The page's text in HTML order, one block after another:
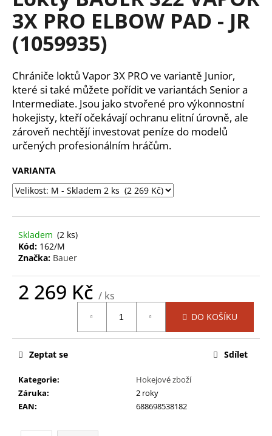
0,0
z
5
hvězdiček.
3X PRO ELBOW PAD - JR
(1059935)
Chrániče loktů Vapor 3X PRO ve variantě Junior,
které si také můžete pořídit ve variantách Senior a
Intermediate. Jsou jako stvořené pro výkonnostní
hokejisty, kteří očekávají ochranu elitní úrovně, ale
zároveň nechtějí investovat peníze do modelů
určených profesionálním hráčům.
VARIANTA
Skladem (2 ks)
Kód: 162/M
Značka: Bauer
2 269 Kč / ks
DO KOŠÍKU
Kategorie:
Hokejové zboží
Záruka:
2 roky
EAN: 688698538182
Zeptat se Sdílet
a
j
í
?
HLEDAT
D
p
o
u
č
u
e
TRIKO
BAUER
S20
ELITE
GOALIE